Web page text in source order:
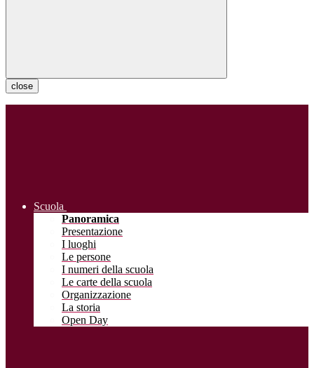
close
Scuola
Panoramica
Presentazione
I luoghi
Le persone
I numeri della scuola
Le carte della scuola
Organizzazione
La storia
Open Day